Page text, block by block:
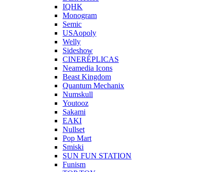
IQHK
Monogram
Semic
USAopoly
Welly
Sideshow
CINERÉPLICAS
Neamedia Icons
Beast Kingdom
Quantum Mechanix
Numskull
Youtooz
Sakami
EAKI
Nullset
Pop Mart
Smiski
SUN FUN STATION
Funism